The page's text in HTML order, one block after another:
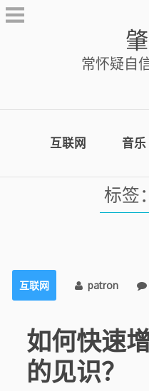
Skip
to
常怀疑自
互联网 音乐
标签
互联网 patron
如何快速
的见识？